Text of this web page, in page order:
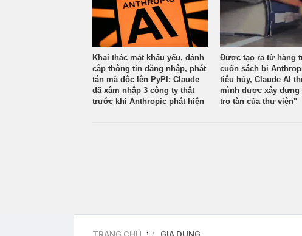
Khai thác mật khẩu yếu, đánh
cắp thông tin đăng nhập, phát
tán mã độc lên PyPI: Claude
đã xâm nhập 3 công ty thật
trước khi Anthropic phát hiện
Được tạo ra từ hàng
cuốn sách bị
tiêu hủy, Claude AI
mình được xây dựng
tro tàn của thư viện"
›